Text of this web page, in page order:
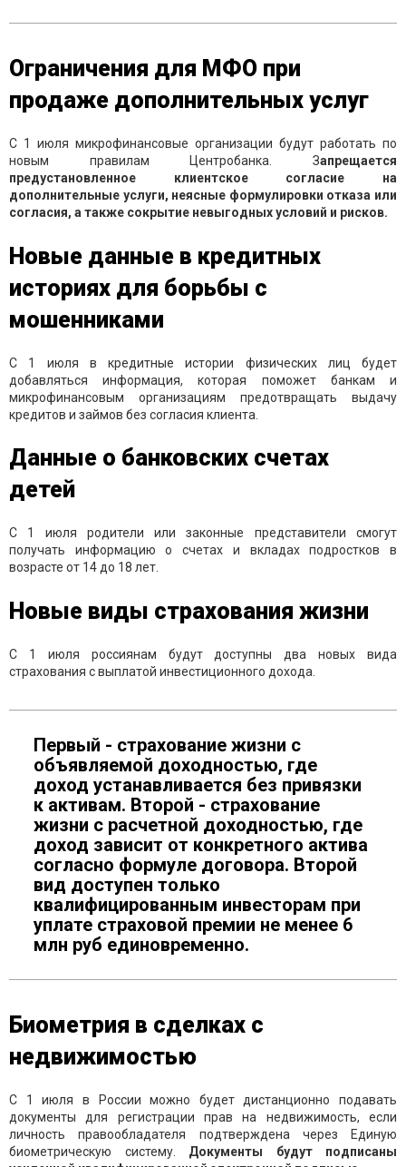
Ограничения для МФО при
продаже дополнительных услуг
С 1 июля микрофинансовые организации будут работать по
новым правилам Центробанка. Запрещается
предустановленное клиентское согласие на
дополнительные услуги, неясные формулировки отказа или
согласия, а также сокрытие невыгодных условий и рисков.
Новые данные в кредитных
историях для борьбы с
мошенниками
С 1 июля в кредитные истории физических лиц будет
добавляться информация, которая поможет банкам и
микрофинансовым организациям предотвращать выдачу
кредитов и займов без согласия клиента.
Данные о банковских счетах
детей
С 1 июля родители или законные представители смогут
получать информацию о счетах и вкладах подростков в
возрасте от 14 до 18 лет.
Новые виды страхования жизни
С 1 июля россиянам будут доступны два новых вида
страхования с выплатой инвестиционного дохода.
Первый - страхование жизни с
объявляемой доходностью, где
доход устанавливается без привязки
к активам. Второй - страхование
жизни с расчетной доходностью, где
доход зависит от конкретного актива
согласно формуле договора. Второй
вид доступен только
квалифицированным инвесторам при
уплате страховой премии не менее 6
млн руб единовременно.
Биометрия в сделках с
недвижимостью
С 1 июля в России можно будет дистанционно подавать
документы для регистрации прав на недвижимость, если
личность правообладателя подтверждена через Единую
биометрическую систему. Документы будут подписаны